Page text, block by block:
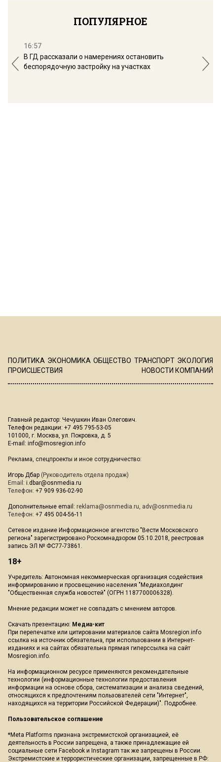
ПОПУЛЯРНОЕ
16:57
В ГД рассказали о намерениях остановить
беспорядочную застройку на участках
ПОЛИТИКА ЭКОНОМИКА ОБЩЕСТВО ТРАНСПОРТ ЭКОЛОГИЯ
ПРОИСШЕСТВИЯ
НОВОСТИ КОМПАНИЙ
Главный редактор: Чечушкин Иван Олегович.
Телефон редакции: +7 495 795-53-05
101000, г. Москва, ул. Покровка, д. 5
E-mail: info@mosregion.info
Реклама, спецпроекты и иное сотрудничество:
Игорь Дбар (Руководитель отдела продаж)
Email: i.dbar@osnmedia.ru
Телефон: +7 909 936-02-90
Дополнительные email: reklama@osnmedia.ru, adv@osnmedia.ru
Телефон: +7 495 004-56-11
Сетевое издание Информационное агентство "Вести Московского
региона" зарегистрировано Роскомнадзором 05.10.2018, реестровая
запись ЭЛ № ФС77-73861.
18+
Учредитель: Автономная некоммерческая организация содействия
информированию и просвещению населения "Медиахолдинг
"Общественная служба новостей" (ОГРН 1187700006328).
Мнение редакции может не совпадать с мнением авторов.
Скачать презентацию: Медиа-кит
При перепечатке или цитировании материалов сайта Mosregion.info
ссылка на источник обязательна, при использовании в Интернет-
изданиях и на сайтах обязательна прямая гиперссылка на сайт
Mosregion.info.
На информационном ресурсе применяются рекомендательные
технологии (информационные технологии предоставления
информации на основе сбора, систематизации и анализа сведений,
относящихся к предпочтениям пользователей сети "Интернет",
находящихся на территории Российской Федерации)". Подробнее.
Пользовательское соглашение
*Meta Platforms признана экстремистской организацией, её
деятельность в России запрещена, а также принадлежащие ей
социальные сети Facebook и Instagram так же запрещены в России.
Экстремистские и террористические организации, запрещенные в РФ: